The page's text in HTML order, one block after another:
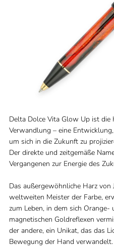
Delta Dolce Vita Glow Up ist die
Verwandlung – eine
um sich in die Zukunft zu
Der direkte und zeitgemäße
Vergangenen zur Energie des
Das außergewöhnliche Harz von
weltweiten Meister der Farbe,
zum Leben, in dem sich
magnetischen Goldreflexen
der andere, ein Unikat, das das
Bewegung der Hand verwandelt.